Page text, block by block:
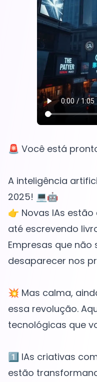
🚨 Você está
A inteligência
2025! 💻🤖
👉 Novas IAs
até escrevendo
Empresas que
desaparecer nos
💥 Mas calma,
essa revolução.
tecnológicas que
1️⃣ IAs criativas
estão